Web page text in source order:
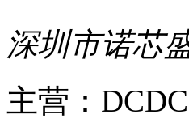
深圳市诺芯
主营：